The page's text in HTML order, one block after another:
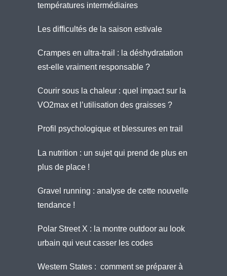
températures intermédiaires
Les difficultés de la saison estivale
Crampes en ultra-trail : la déshydratation
est-elle vraiment responsable ?
Courir sous la chaleur : quel impact sur la
VO2max et l’utilisation des graisses ?
Profil psychologique et blessures en trail
La nutrition : un sujet qui prend de plus en
plus de place !
Gravel running : analyse de cette nouvelle
tendance !
Polar Street X : la montre outdoor au look
urbain qui veut casser les codes
Western States : comment se préparer à